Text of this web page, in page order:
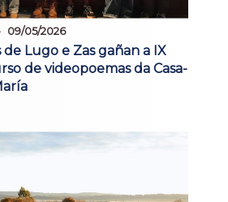
09/05/2026
Lugo e Zas gañan a IX
de videopoemas da Casa-